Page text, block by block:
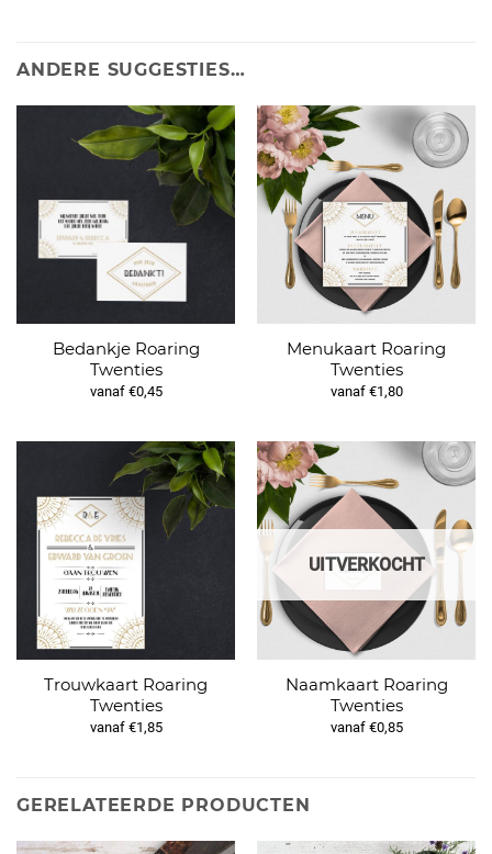
ANDERE SUGGESTIES…
Bedankje Roaring
Twenties
vanaf €0,45
Menukaart Roaring
Twenties
vanaf €1,80
Trouwkaart Roaring
Twenties
vanaf €1,85
UITVERKOCHT
Naamkaart Roaring
Twenties
vanaf €0,85
GERELATEERDE PRODUCTEN